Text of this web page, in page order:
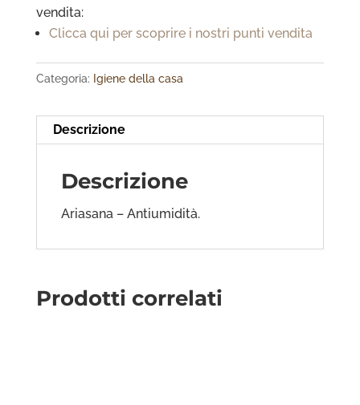
vendita:
Clicca qui per scoprire i nostri punti vendita
Categoria: Igiene della casa
Descrizione
Descrizione
Ariasana – Antiumidità.
Prodotti correlati